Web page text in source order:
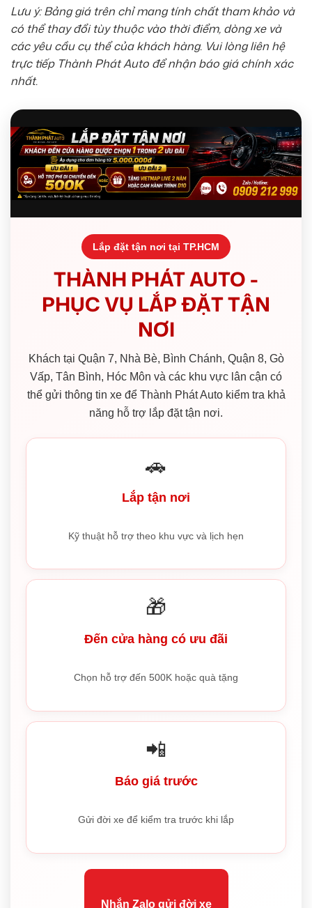
Lưu ý: Bảng giá trên chỉ mang tính chất tham khảo và
có thể thay đổi tùy thuộc vào thời điểm, dòng xe và
các yêu cầu cụ thể của khách hàng. Vui lòng liên hệ
trực tiếp Thành Phát Auto để nhận báo giá chính xác
nhất.
Lắp đặt tận nơi tại TP.HCM
THÀNH PHÁT AUTO -
PHỤC VỤ LẮP ĐẶT TẬN
NƠI
Khách tại Quận 7, Nhà Bè, Bình Chánh, Quận 8, Gò
Vấp, Tân Bình, Hóc Môn và các khu vực lân cận có
thể gửi thông tin xe để Thành Phát Auto kiểm tra khả
năng hỗ trợ lắp đặt tận nơi.
🚗
Lắp tận nơi
Kỹ thuật hỗ trợ theo khu vực và lịch hẹn
🎁
Đến cửa hàng có ưu đãi
Chọn hỗ trợ đến 500K hoặc quà tặng
📲
Báo giá trước
Gửi đời xe để kiểm tra trước khi lắp
Nhắn Zalo gửi đời xe